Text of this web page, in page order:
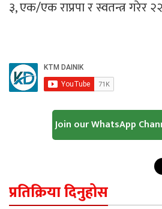
३, एक/एक राप्रपा र स्वतन्त्र गरेर
Join our WhatsApp
प्रतिक्रिया दिनुहोस